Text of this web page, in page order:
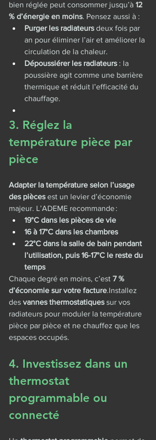
bien réglée peut consommer jusqu’à 12
% d’énergie en moins. Pensez aussi à :
Purger les radiateurs deux fois par
an pour éliminer l’air et améliorer la
circulation de la chaleur.
Dépoussiérer les radiateurs : la
poussière agit comme une barrière
thermique et réduit l’efficacité du
chauffage.
3. Réglez la
température pièce par
pièce
Adapter la température selon l’usage
des pièces est un levier d’économie
majeur. L’ADEME recommande :
19°C dans les pièces de vie
16 à 17°C dans les chambres
22°C dans la salle de bain pendant
l’utilisation, puis 16-17°C le reste du
temps
Chaque degré en moins, c’est 7 %
d’économie sur votre facture.Installez
des vannes thermostatiques sur vos
radiateurs pour moduler la température
pièce par pièce et ne chauffez que les
espaces occupés.
4. Investissez dans un
thermostat
programmable ou
connecté